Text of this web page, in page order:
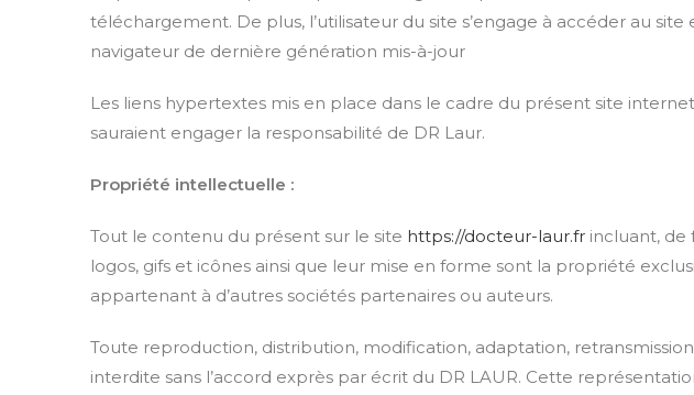
téléchargement. De plus, l’utilisateur du site s’engage à accéder au
navigateur de dernière génération mis-à-jour
Les liens hypertextes mis en place dans le cadre du présent site
sauraient engager la responsabilité de DR Laur.
Propriété intellectuelle :
Tout le contenu du présent sur le site https://docteur-laur.fr incluant, de
logos, gifs et icônes ainsi que leur mise en forme sont la propriété
appartenant à d’autres sociétés partenaires ou auteurs.
Toute reproduction, distribution, modification, adaptation,
interdite sans l’accord exprès par écrit du DR LAUR. Cette